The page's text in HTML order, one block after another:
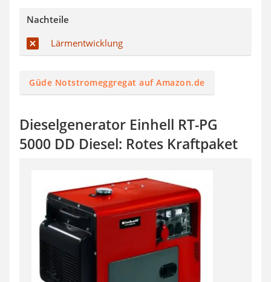
Nachteile
Lärmentwicklung
Güde Notstromeggregat auf Amazon.de
Dieselgenerator Einhell RT-PG
5000 DD Diesel: Rotes Kraftpaket